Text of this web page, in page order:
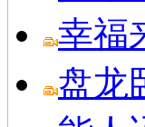
幸福
盘龙